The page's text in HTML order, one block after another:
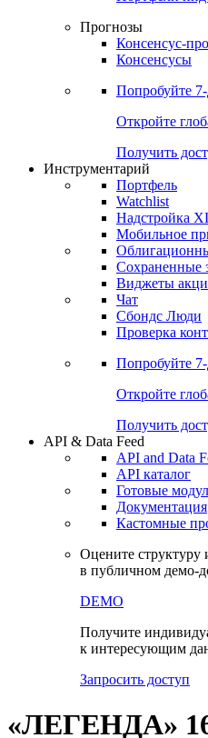
Виджет:
Портфели
Прогнозы
Консенсус-
Консенсусы
Попробуйте
Откройте
Получить
Инструментарий
Портфель
Watchlist
Надстройка
Мобильное
Сохраненные
Виджеты
Чат
Сбондс Люди
Проверка
Попробуйте
Откройте
Получить
API & Data Feed
API and Data
API каталог
Документация
Кастомные
Оцените структуру
в публичном демо-
DEMO
Получите